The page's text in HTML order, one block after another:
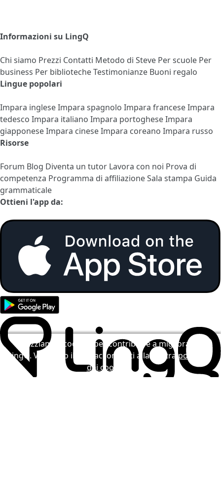
Utilizziamo i cookies per contribuire a migliorare
LingQ. Visitando il sito, acconsenti alla nostra politica
dei cookie
Informazioni su LingQ
Chi siamo Prezzi Contatti Metodo di Steve Per scuole Per
business Per bibliotecheTestimonianze Buoni regalo
Lingue popolari
Impara ingleseImpara spagnolo Impara franceseImpara
tedesco Impara italiano Impara portogheseImpara
giapponeseImpara cineseImpara coreano Impara russo
Risorse
Forum Blog Diventa un tutor Lavora con noi Prova di
competenza Programma di affiliazioneSala stampa Guida
grammaticale
Ottieni l'app da: